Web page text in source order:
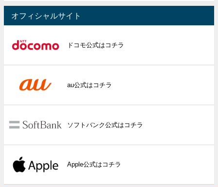
オフィシャルサイト
ドコモ公式はコチラ
au公式はコチラ
ソフトバンク公式はコチラ
Apple公式はコチラ